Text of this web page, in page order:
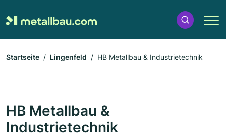
Startseite Lingenfeld HB Metallbau & Industrietechnik
HB Metallbau &
Industrietechnik